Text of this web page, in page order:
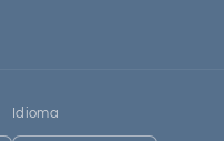
Idioma